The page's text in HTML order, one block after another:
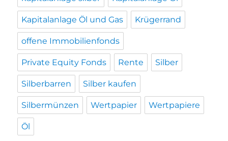
Kapitalanlage Öl und Gas Krügerrand
offene Immobilienfonds
Private Equity Fonds Rente Silber
Silberbarren Silber kaufen
Silbermünzen Wertpapier Wertpapiere
Öl